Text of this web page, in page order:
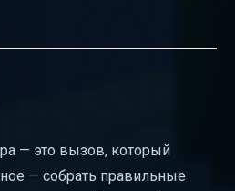
— это вызов, который
— собрать правильные